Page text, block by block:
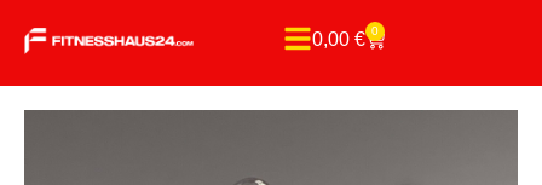
0,00 € 0